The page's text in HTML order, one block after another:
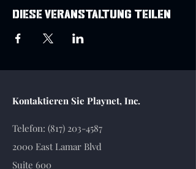
Diese Veranstaltung teilen
Kontaktieren Sie Playnet, Inc.
Telefon: (817) 203-4587
2000 East Lamar Blvd
Suite 600